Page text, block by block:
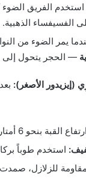
استخدم الفريق الضوء
الفسيفساء الذهبية.
يمر الضوء من
— الحجر يتحول إلى
(إيزيدور الأصغر):
بنحو 6 أمتار لتخفيف قوى الرفس الجانبي.
استخدم طوباً
للزلازل، صمدت من 562م حتى اليوم